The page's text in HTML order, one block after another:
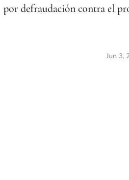
por defraudación contra el
Jun 3,